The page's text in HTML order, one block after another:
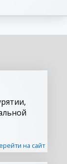
на сайт